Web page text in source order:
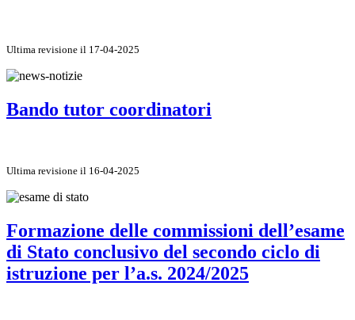
Ultima revisione il 17-04-2025
Bando tutor coordinatori
Ultima revisione il 16-04-2025
Formazione delle commissioni dell’esame
di Stato conclusivo del secondo ciclo di
istruzione per l’a.s. 2024/2025